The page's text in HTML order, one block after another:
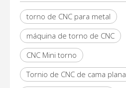
torno de CNC para metal
máquina de torno de CNC
CNC Mini torno
Tornio de CNC de cama plana